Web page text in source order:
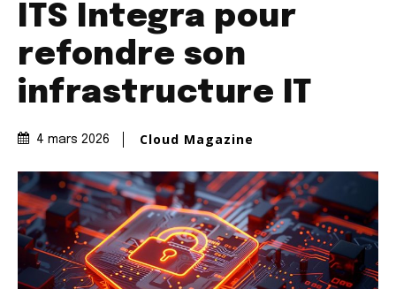
ITS Integra pour
refondre son
infrastructure IT
4 mars 2026 Cloud Magazine